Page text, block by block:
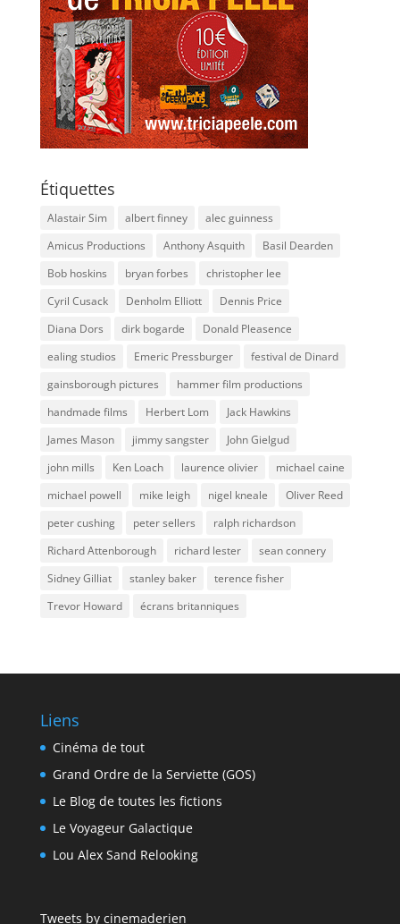
Étiquettes
Alastair Sim albert finney
alec guinness
Amicus Productions
Anthony Asquith
Basil Dearden
Bob hoskins
bryan forbes
christopher lee
Cyril Cusack
Denholm Elliott
Dennis Price
Diana Dors
dirk bogarde
Donald Pleasence
ealing studios
Emeric Pressburger
festival de Dinard
gainsborough pictures
hammer film productions
handmade films
Herbert Lom
Jack Hawkins
James Mason
jimmy sangster
John Gielgud
john mills
Ken Loach laurence olivier
michael caine
michael powell
mike leigh nigel kneale
Oliver Reed
peter cushing
peter sellers
ralph richardson
Richard Attenborough
richard lester
sean connery
Sidney Gilliat
stanley baker
terence fisher
Trevor Howard
écrans britanniques
Liens
Cinéma de tout
Grand Ordre de la Serviette (GOS)
Le Blog de toutes les fictions
Le Voyageur Galactique
Lou Alex Sand Relooking
Tweets by cinemaderien